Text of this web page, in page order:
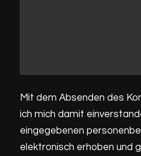
Mit dem Absenden des
ich mich damit
eingegebenen
elektronisch erhoben und